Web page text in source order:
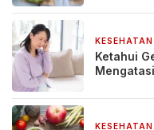
KESEHATAN
Ketahui
KESEHATAN